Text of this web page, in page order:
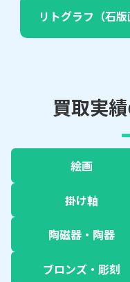
リトグラフ（石
買取実
絵画
掛け軸
陶磁器・陶器
ブロンズ・彫刻